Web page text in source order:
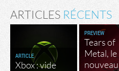
ARTICLES RÉCENTS
ARTICLE
Xbox : vide
PREVIEW
Tears of
Metal, le
nouveau